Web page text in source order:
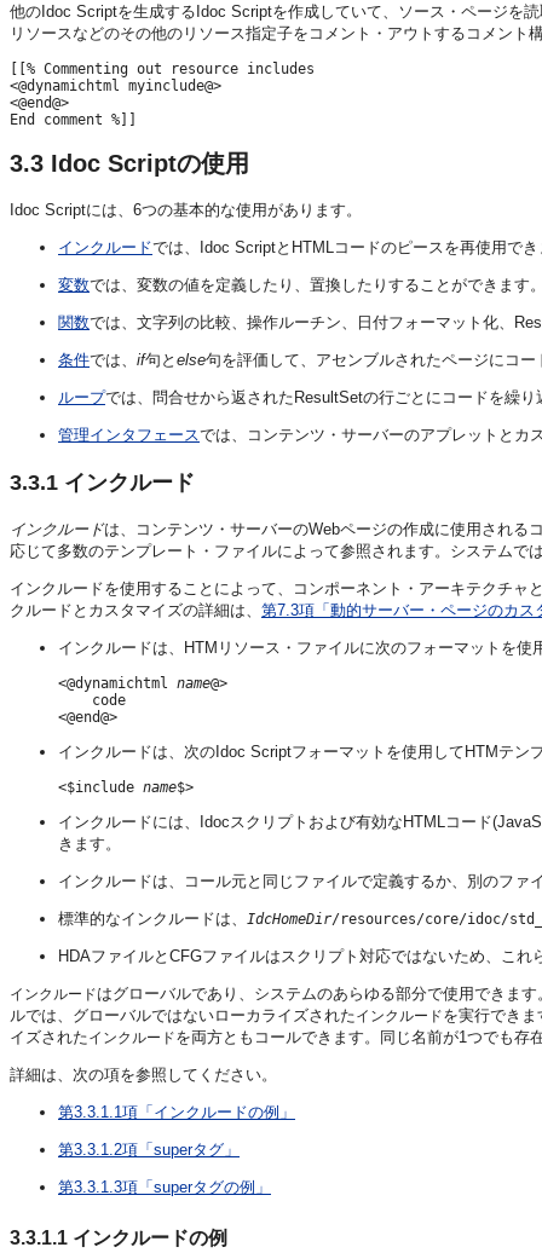
他のIdoc Scriptを生成するIdoc Scriptを作成していて、ソース・ページを
リソースなどのその他のリソース指定子をコメント・アウトするコメント
[[% Commenting out resource includes
<@dynamichtml myinclude@>
<@end@>
3.3 Idoc Scriptの使用
Idoc Scriptには、6つの基本的な使用があります。
インクルードでは、Idoc ScriptとHTMLコードのピースを再使用でき
変数では、変数の値を定義したり、置換したりすることができます
関数では、文字列の比較、操作ルーチン、日付フォーマット化、
条件では、 if句と else句を評価して、アセンブルされたページにコ
ループでは、問合せから返されたResultSetの行ごとにコードを繰
管理インタフェースでは、コンテンツ・サーバーのアプレットとカ
3.3.1 インクルード
インクルードは、コンテンツ・サーバーのWebページの作成に使用され
応じて多数のテンプレート・ファイルによって参照されます。システムで
インクルードを使用することによって、コンポーネント・アーキテクチ
クルードとカスタマイズの詳細は、 第7.3項「動的サーバー・ページのカ
インクルードは、HTMリソース・ファイルに次のフォーマットを使
<@dynamichtml name@>
    code
インクルードは、次のIdoc Scriptフォーマットを使用してHTMテン
<$include name
インクルードには、Idocスクリプトおよび有効なHTMLコード
きます。
インクルードは、コール元と同じファイルで定義するか、別のファ
標準的なインクルードは、 IdcHomeDir/resources/core/idoc/
HDAファイルとCFGファイルはスクリプト対応ではないため、こ
インクルードはグローバルであり、システムのあらゆる部分で使用できま
ルでは、グローバルではないローカライズされたインクルードを実行でき
イズされたインクルードを両方ともコールできます。同じ名前が1つでも存
詳細は、次の項を参照してください。
第3.3.1.1項「インクルードの例」
第3.3.1.2項「superタグ」
第3.3.1.3項「superタグの例」
3.3.1.1 インクルードの例